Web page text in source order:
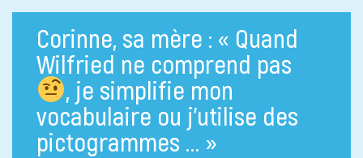
Corinne, sa mère : « Quand
Wilfried ne comprend pas
, je simplifie mon
vocabulaire ou j’utilise des
pictogrammes … »